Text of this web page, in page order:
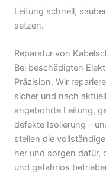
Leitung schnell,
setzen.
Reparatur von
Bei beschädigten
Präzision. Wir
sicher und nach
angebohrte Leitung,
defekte Isolierung –
stellen die
her und sorgen dafür,
und gefahrlos